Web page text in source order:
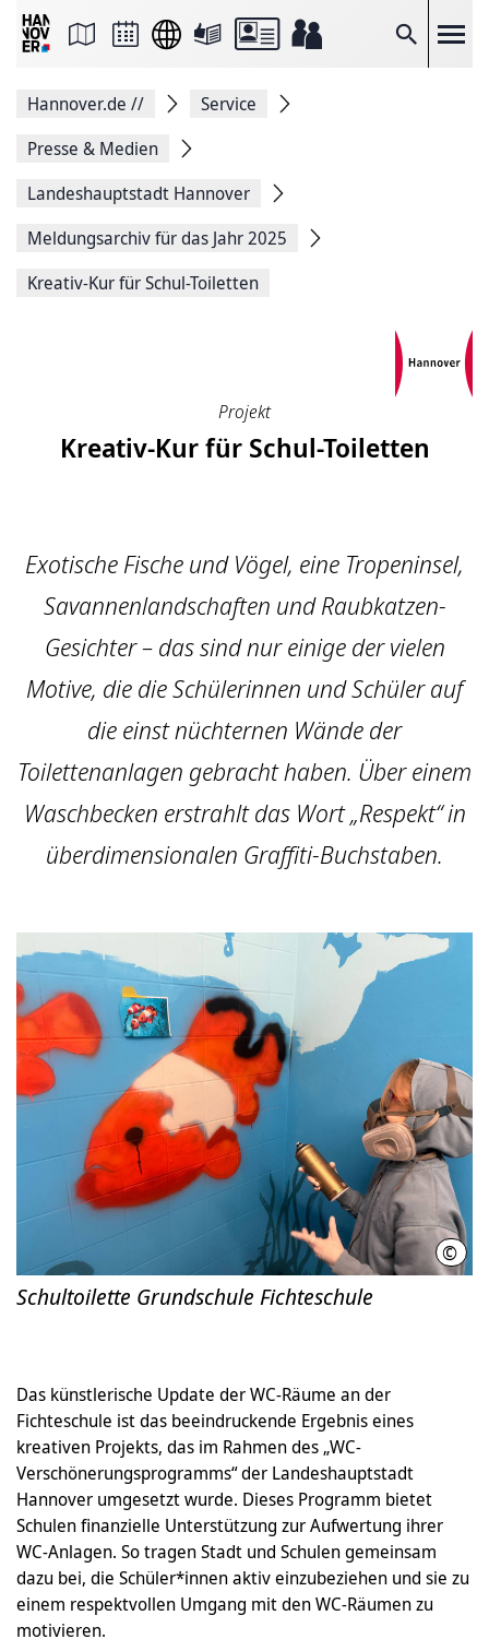
Suche
Seite
Facebook
teilen
Seitenlink
Seite
Hannover.de //
Service
Presse & Medien
Landeshauptstadt Hannover
Meldungsarchiv für das Jahr 2025
Kreativ-Kur für Schul-Toiletten
Projekt
Kreativ-Kur für Schul-Toiletten
Exotische Fische und Vögel, eine Tropeninsel,
Savannenlandschaften und Raubkatzen-
Gesichter – das sind nur einige der vielen
Motive, die die Schülerinnen und Schüler auf
die einst nüchternen Wände der
Toilettenanlagen gebracht haben. Über einem
Waschbecken erstrahlt das Wort „Respekt“ in
überdimensionalen Graffiti-Buchstaben.
© LHH
Schultoilette Grundschule Fichteschule
Das künstlerische Update der WC-Räume an der
Fichteschule ist das beeindruckende Ergebnis eines
kreativen Projekts, das im Rahmen des „WC-
Verschönerungsprogramms“ der Landeshauptstadt
Hannover umgesetzt wurde. Dieses Programm bietet
Schulen finanzielle Unterstützung zur Aufwertung ihrer
WC-Anlagen. So tragen Stadt und Schulen gemeinsam
dazu bei, die Schüler*innen aktiv einzubeziehen und sie zu
einem respektvollen Umgang mit den WC-Räumen zu
motivieren.